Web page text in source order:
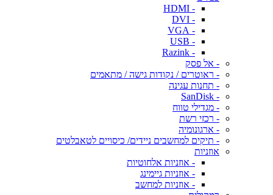
- HDMI
- DVI
- VGA
- USB
- Razink
- אל פסק
- ראוטרים / נקודות גישה / מתאמים
- תחנות עגינה
- SanDisk
- מגדילי טווח
- רכזי רשת
- ארגונומיה
- תיקים למחשבים ניידים/ כיסויים לטאבלטים
אוזניות
- אוזניות אלחוטיות
- אוזניות גיימינג
- אוזניות למחשב